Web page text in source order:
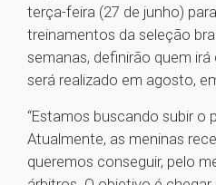
terça-feira (27 de junho)
treinamentos da seleção
semanas, definirão quem
será realizado em agosto,
“Estamos buscando subir o
Atualmente, as meninas
queremos conseguir, pelo